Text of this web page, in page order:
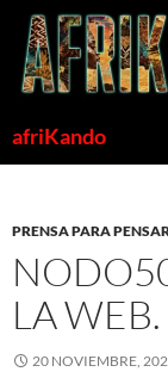
Saltar
contenido
afriKando
PRENSA PARA PENSAR
LA
20 NOVIEMBRE,